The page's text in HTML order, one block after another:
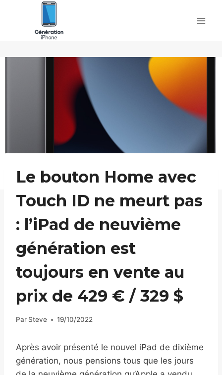
Le bouton Home avec
Touch ID ne meurt pas
: l’iPad de neuvième
génération est
toujours en vente au
prix de 429 € / 329 $
Par Steve 19/10/2022
Après avoir présenté le nouvel iPad de dixième
génération, nous pensions tous que les jours